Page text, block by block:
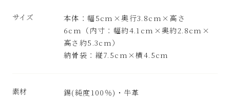
サイズ
本体：幅5cm×奥行3.8cm×高さ
6cm（内寸：幅約4.1cm×奥約2.8cm×
高さ約5.3cm）
納骨袋：縦7.5cm×横4.5cm
素材 錫(純度100％)・牛革